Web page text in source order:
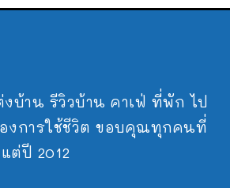
งบ้าน รีวิวบ้าน คาเฟ่ ที่พัก ไป
งการใช้ชีวิต ขอบคุณทุกคนที่
ต่ปี 2012